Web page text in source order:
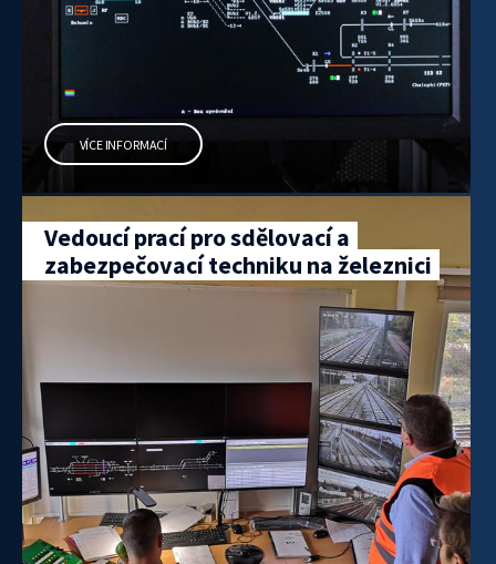
VÍCE INFORMACÍ
Vedoucí prací pro sdělovací a
zabezpečovací techniku na železnici